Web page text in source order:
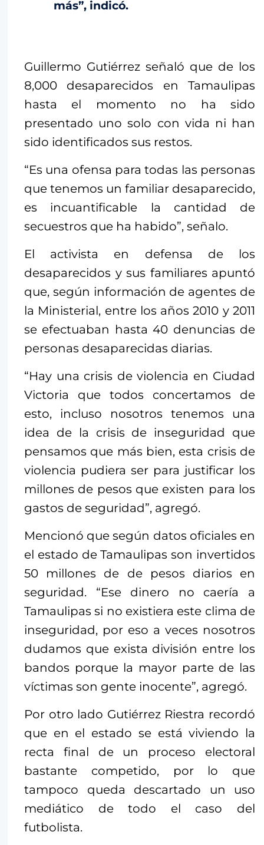
más”, indicó.
Guillermo Gutiérrez señaló que de los
8,000 desaparecidos en Tamaulipas
hasta el momento no ha sido
presentado uno solo con vida ni han
sido identificados sus restos.
“Es una ofensa para todas las personas
que tenemos un familiar desaparecido,
es incuantificable la cantidad de
secuestros que ha habido”, señalo.
El activista en defensa de los
desaparecidos y sus familiares apuntó
que, según información de agentes de
la Ministerial, entre los años 2010 y 2011
se efectuaban hasta 40 denuncias de
personas desaparecidas diarias.
“Hay una crisis de violencia en Ciudad
Victoria que todos concertamos de
esto, incluso nosotros tenemos una
idea de la crisis de inseguridad que
pensamos que más bien, esta crisis de
violencia pudiera ser para justificar los
millones de pesos que existen para los
gastos de seguridad”, agregó.
Mencionó que según datos oficiales en
el estado de Tamaulipas son invertidos
50 millones de de pesos diarios en
seguridad. “Ese dinero no caería a
Tamaulipas si no existiera este clima de
inseguridad, por eso a veces nosotros
dudamos que exista división entre los
bandos porque la mayor parte de las
víctimas son gente inocente”, agregó.
Por otro lado Gutiérrez Riestra recordó
que en el estado se está viviendo la
recta final de un proceso electoral
bastante competido, por lo que
tampoco queda descartado un uso
mediático de todo el caso del
futbolista.